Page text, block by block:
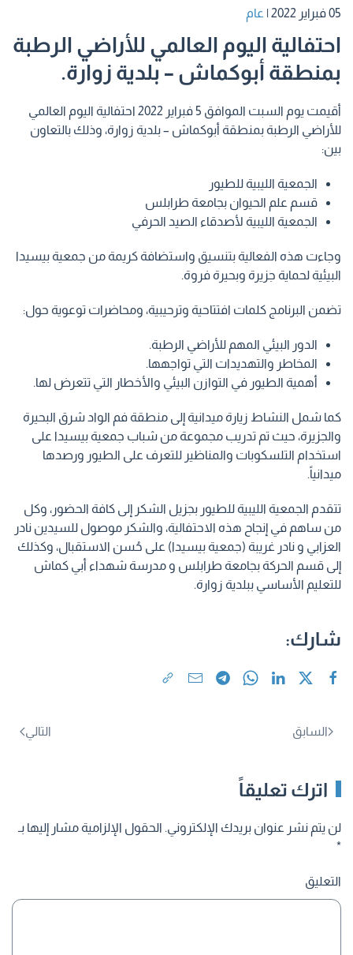
05 فبراير 2022 | عام
احتفالية اليوم العالمي للأراضي الرطبة
بمنطقة أبوكماش – بلدية زوارة.
أقيمت يوم السبت الموافق 5 فبراير 2022 احتفالية اليوم العالمي
للأراضي الرطبة بمنطقة أبوكماش – بلدية زوارة، وذلك بالتعاون
بين:
الجمعية الليبية للطيور
قسم علم الحيوان بجامعة طرابلس
الجمعية الليبية لأصدقاء الصيد الحرفي
وجاءت هذه الفعالية بتنسيق واستضافة كريمة من جمعية بيسيدا
البيئية لحماية جزيرة وبحيرة فروة.
تضمن البرنامج كلمات افتتاحية وترحيبية، ومحاضرات توعوية حول:
الدور البيئي المهم للأراضي الرطبة.
المخاطر والتهديدات التي تواجهها.
أهمية الطيور في التوازن البيئي والأخطار التي تتعرض لها.
كما شمل النشاط زيارة ميدانية إلى منطقة فم الواد شرق البحيرة
والجزيرة، حيث تم تدريب مجموعة من شباب جمعية بيسيدا على
استخدام التلسكوبات والمناظير للتعرف على الطيور ورصدها
ميدانياً.
تتقدم الجمعية الليبية للطيور بجزيل الشكر إلى كافة الحضور، وكل
من ساهم في إنجاح هذه الاحتفالية، والشكر موصول للسيدين نادر
العزابي و نادر غريبة (جمعية بيسيدا) على حُسن الاستقبال، وكذلك
إلى قسم الحركة بجامعة طرابلس و مدرسة شهداء أبي كماش
للتعليم الأساسي ببلدية زوارة.
شارك:
السابق التالي
اترك تعليقاً
لن يتم نشر عنوان بريدك الإلكتروني. الحقول الإلزامية مشار إليها بـ
*
التعليق